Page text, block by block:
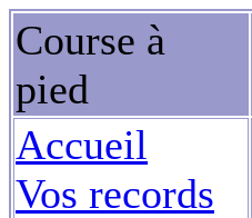
Course à
pied
Accueil
Vos records